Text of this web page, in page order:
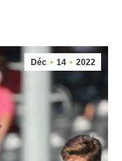
Déc 14 2022